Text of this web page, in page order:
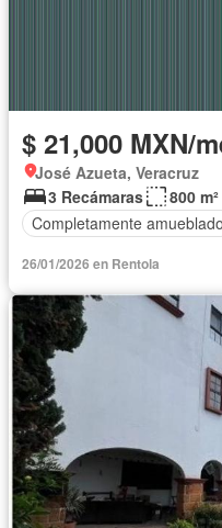
$ 21,000 MXN/
José Azueta, Veracruz
3 Recámaras
800 m²
Completamente amueblado
26/01/2026 en Rentola